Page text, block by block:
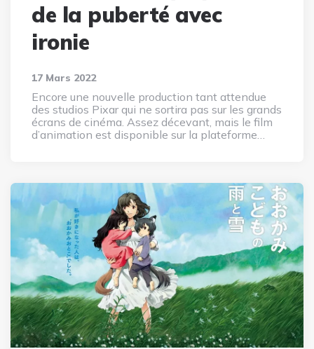
de la puberté avec
ironie
17 Mars 2022
Encore une nouvelle production tant attendue
des studios Pixar qui ne sortira pas sur les grands
écrans de cinéma. Assez décevant, mais le film
d’animation est disponible sur la plateforme…